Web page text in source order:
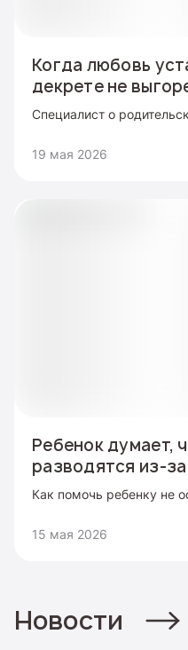
Когда любовь
декрете не
Специалист о
19 мая 2026
Ребенок думает,
разводятся из-за
Как помочь ребенку не
15 мая 2026
Новости